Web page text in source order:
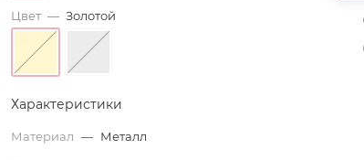
Цвет — Золотой
Характеристики
Материал — Металл